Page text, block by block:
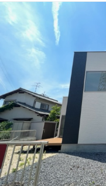
ス
キ